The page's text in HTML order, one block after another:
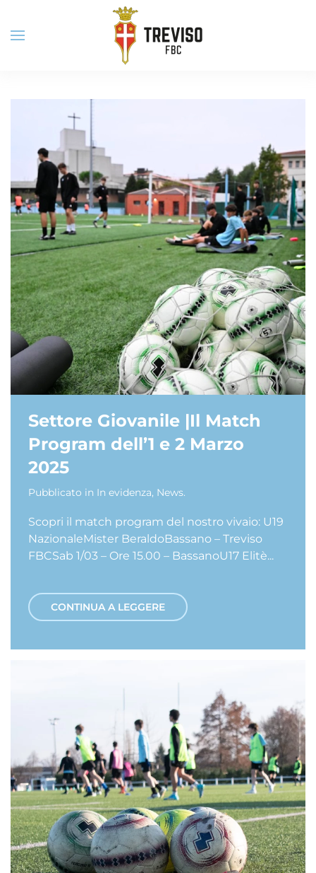
Skip to main content
Settore Giovanile |Il Match
Program dell’1 e 2 Marzo
2025
Pubblicato in In evidenza, News.
Scopri il match program del nostro vivaio: U19
NazionaleMister BeraldoBassano – Treviso
FBCSab 1/03 – Ore 15.00 – BassanoU17 Elitè...
CONTINUA A LEGGERE